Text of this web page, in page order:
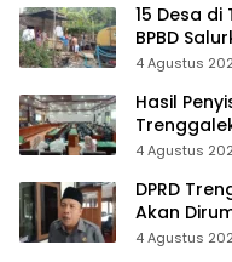
15 Desa
BPBD
900 Warga
4 Agustus
Hasil
4 Agustus
DPRD
Akan
4 Agustus